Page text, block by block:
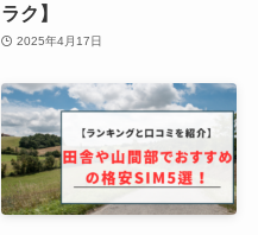
ラク】
2025年4月17日